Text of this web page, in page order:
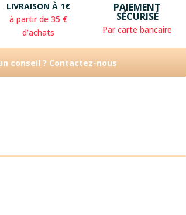
LIVRAISON À 1€
à partir de 35 €
d’achats
PAIEMENT
SÉCURISÉ
Par carte bancaire
conseil ? Contactez-nous